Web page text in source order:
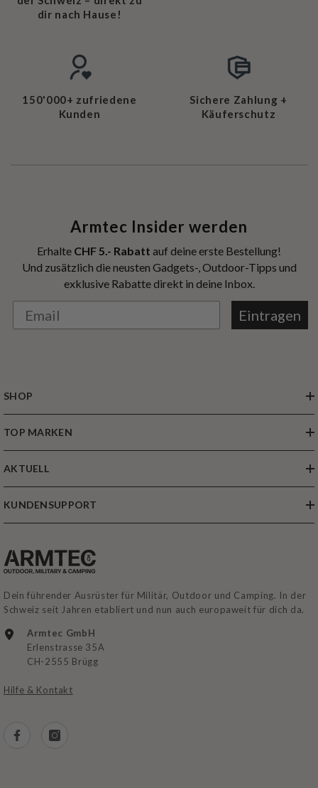
dir nach Hause!
150'000+ zufriedene
Kunden
Sichere Zahlung +
Käuferschutz
Armtec Insider werden
Und zusätzlich die neusten Gadgets-, Outdoor-Tipps und
exklusive Rabatte direkt in deine Inbox.
Eintragen
Schweiz seit Jahren etabliert und nun auch europaweit für dich da.
Erlenstrasse 35A
CH-2555 Brügg